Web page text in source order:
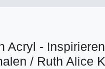
Acryl -
/ Ruth Alice